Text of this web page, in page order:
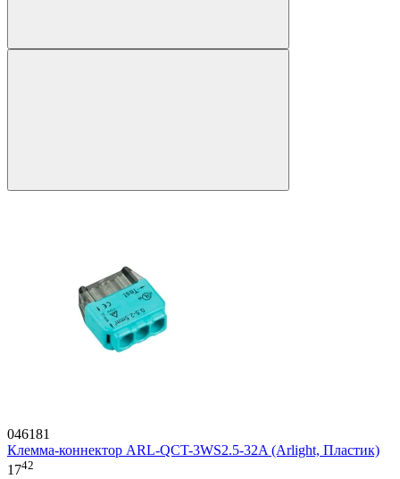
046181
Клемма-коннектор ARL-QCT-3WS2.5-32A (Arlight, Пластик)
1742